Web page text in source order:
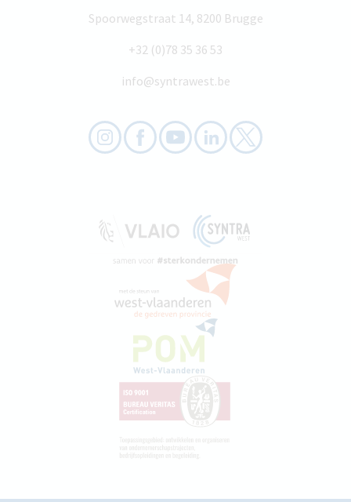
Spoorwegstraat 14, 8200 Brugge
+32 (0)78 35 36 53
info@syntrawest.be